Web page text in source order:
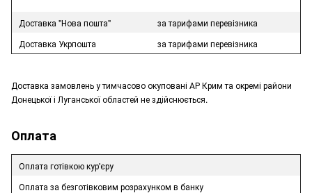
Доставка "Нова пошта"
за тарифами перевізника
Доставка Укрпошта
за тарифами перевізника
Доставка замовлень у тимчасово окуповані АР Крим та окремі райони
Донецької і Луганської областей не здійснюється.
Оплата
Оплата готівкою кур'єру
Оплата за безготівковим розрахунком в банку